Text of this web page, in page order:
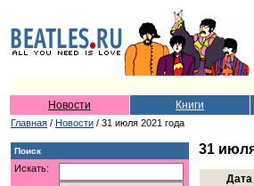
Новости Книги
Главная / Новости / 31 июля 2021 года
Поиск
Искать:
31
Дата